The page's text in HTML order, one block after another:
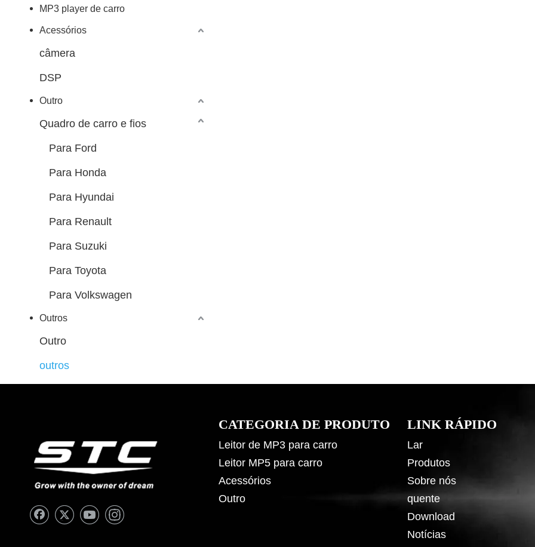
MP3 player de carro
Acessórios
câmera
DSP
Outro
Quadro de carro e fios
Para Ford
Para Honda
Para Hyundai
Para Renault
Para Suzuki
Para Toyota
Para Volkswagen
Outros
Outro
outros
CATEGORIA DE PRODUTO
Leitor de MP3 para carro
Leitor MP5 para carro
Acessórios
Outro
LINK RÁPIDO
Lar
Produtos
Sobre nós
quente
Download
Notícias